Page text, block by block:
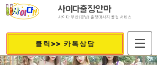
사이다출장안마
사이다 부산(경남) 출장마사지 콜걸 서비스
클릭>> 카톡상담